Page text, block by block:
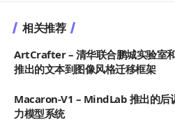
相关推荐
ArtCrafter – 清华联合鹏城实验室
推出的文本到图像风格迁移框架
Macaron-V1 – MindLab 推出的后
力模型系统